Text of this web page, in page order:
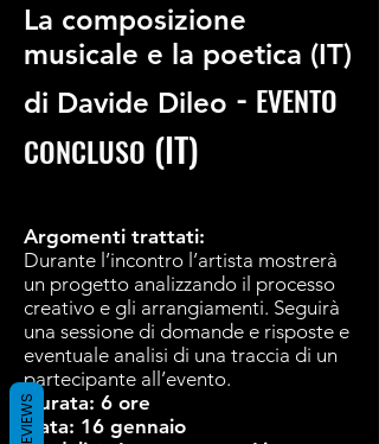
La composizione
musicale e la poetica (IT)
di Davide Dileo - EVENTO
CONCLUSO (IT)
Argomenti trattati:
Durante l’incontro l’artista mostrerà
un progetto analizzando il processo
creativo e gli arrangiamenti. Seguirà
una sessione di domande e risposte e
eventuale analisi di una traccia di un
partecipante all’evento.
Durata: 6 ore
Data: 16 gennaio
REVIEWS